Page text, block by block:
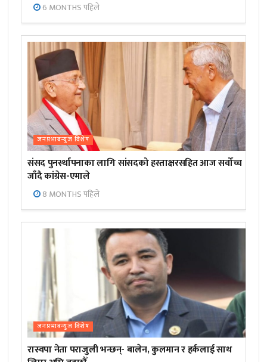
6 MONTHS पहिले
जनप्रभाबन्युज विशेष
संसद पुनर्स्थापनाका लागि सांसदको हस्ताक्षरसहित आज सर्वोच्च
जाँदै कांग्रेस-एमाले
8 MONTHS पहिले
जनप्रभाबन्युज विशेष
रास्वपा नेता पराजुली भन्छन्- बालेन, कुलमान र हर्कलाई साथ